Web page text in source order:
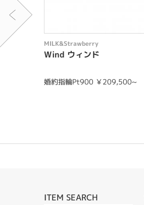
MILK&Strawberry
Wind ウィンド
婚約指輪Pt900 ￥209,500~
ITEM SEARCH